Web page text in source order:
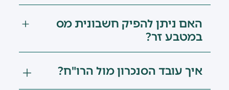
האם ניתן להפיק חשבונית מס
במטבע זר?
איך עובד הסנכרון מול הרו"ח?